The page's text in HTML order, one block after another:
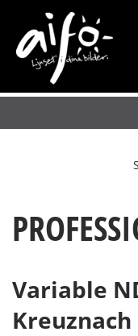
Variable
Kreuznach